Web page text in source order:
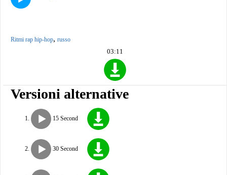
Ritmi rap hip-hop, russo
03:11
Versioni alternative
15 Second
30 Second